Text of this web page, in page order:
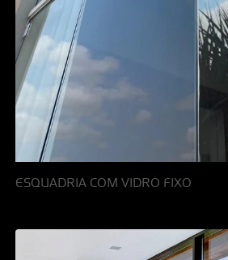
ESQUADRIA COM VIDRO FIXO